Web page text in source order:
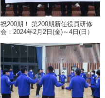
祝200期！ 第200期新任役員研修
会：2024年2月2日(金)～4日(日）